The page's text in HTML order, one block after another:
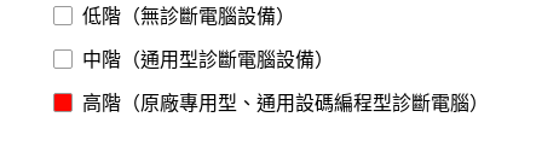
低階（無診斷電腦設備）
中階（通用型診斷電腦設備）
高階（原廠專用型、通用設碼編程型診斷電腦）